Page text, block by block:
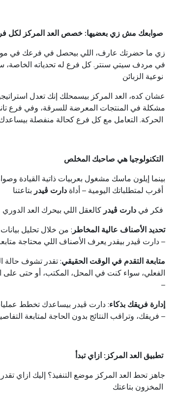
صوابعك مش زي بعضيها: خصص العد المركز لكل
.زي ما حضرتك عارف، اللي بيحصل في فرعك في
في مردف سيتي سنتر .كل فرع له تحدياته الخاصة،
نوعية الزبائن
عشان كده، العد المركز بيسمحلك إنك تعدل
مشكلة في المنتجات المعرضة للسرقة، وفي فرع
الحركة. التعامل مع كل فرع كحالة منفصلة
التكنولوجيا هي صاحبك المخلص
.بينما إيلون ماسك مشغول بعربيات ذاتية القيادة
أقرب لمتطلباتك اليومية –أداة دارت ڤيدر بتاعتنا
:فكر في دارت ڤيدر كالعقل اللي بيحرك العد الدوري
.تحديد الأصناف عالية المخاطر: من خلال تحليل بيانات
دارت ڤيدر بيقدر يعرف الأصناف اللي محتاجة
–
.متابعة التقدم في الوقت الحقيقي:تقدر تشوف حالة
الفعلي، سواء كنت في المحل، المكتب، أو حتى على
–
.إدارة فريقك بذكاء:دارت ڤيدر بيساعدك تخطط
فريقك، وتراقب النتائج بدون الحاجة لمتابعة –
تطبيق العد المركز: ازاي تبدأ
المخزون بتاعتك